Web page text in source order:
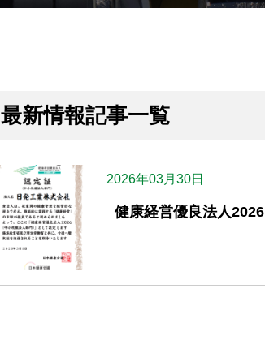
最新情報記事一覧
2026年03月30日
健康経営優良法人2026